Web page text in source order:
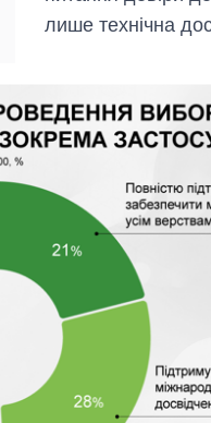
лише технічна